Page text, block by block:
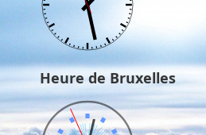
Heure de Bruxelles